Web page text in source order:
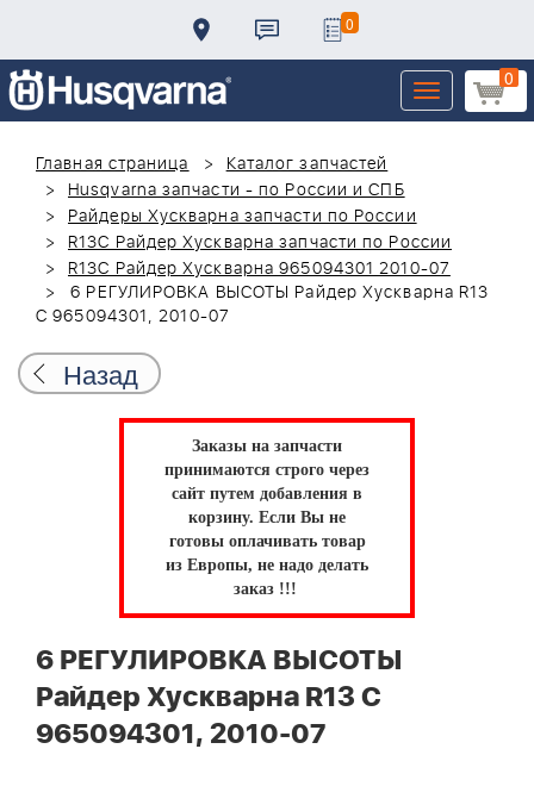
0
0
Toggle
navigation
Главная страница
Каталог запчастей
Husqvarna запчасти - по России и СПБ
Райдеры Хускварна запчасти по России
R13C Райдер Хускварна запчасти по России
R13C Райдер Хускварна 965094301 2010-07
6 РЕГУЛИРОВКА ВЫСОТЫ Райдер Хускварна R13
C 965094301, 2010-07
Назад
Заказы на запчасти
принимаются строго через
сайт путем добавления в
корзину. Если Вы не
готовы оплачивать товар
из Европы, не надо делать
заказ !!!
6 РЕГУЛИРОВКА ВЫСОТЫ
Райдер Хускварна R13 C
965094301, 2010-07